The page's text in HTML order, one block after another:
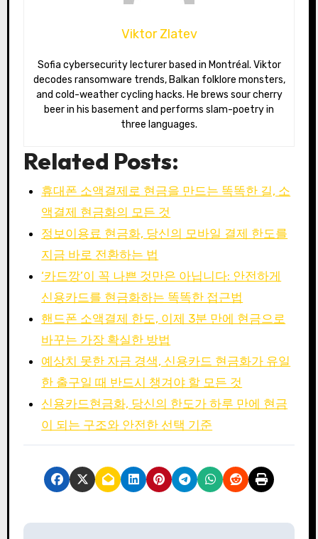
Viktor Zlatev
Sofia cybersecurity lecturer based in Montréal. Viktor
decodes ransomware trends, Balkan folklore monsters,
and cold-weather cycling hacks. He brews sour cherry
beer in his basement and performs slam-poetry in
three languages.
Related Posts:
휴대폰 소액결제로 현금을 만드는 똑똑한 길, 소
액결제 현금화의 모든 것
정보이용료 현금화, 당신의 모바일 결제 한도를
지금 바로 전환하는 법
‘카드깡’이 꼭 나쁜 것만은 아닙니다: 안전하게
신용카드를 현금화하는 똑똑한 접근법
핸드폰 소액결제 한도, 이제 3분 만에 현금으로
바꾸는 가장 확실한 방법
예상치 못한 자금 경색, 신용카드 현금화가 유일
한 출구일 때 반드시 챙겨야 할 모든 것
신용카드현금화, 당신의 한도가 하루 만에 현금
이 되는 구조와 안전한 선택 기준